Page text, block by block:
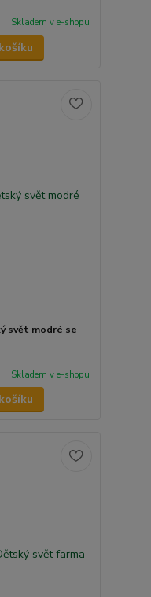
Skladem v e-shopu
svět modré se
Skladem v e-shopu